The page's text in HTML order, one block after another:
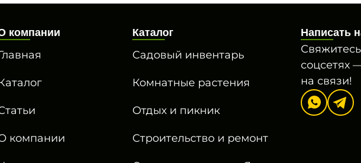
компании
компании
Каталог
Садовый инвентарь
Комнатные растения
Отдых и пикник
Строительство и ремонт
Написать
соцсетях
на связи!